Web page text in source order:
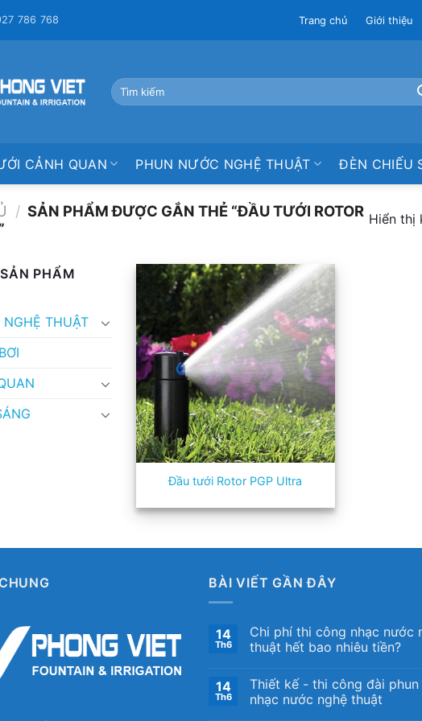
786 768 Trang chủ Giới thiệu
Tìm
kiếm:
CẢNH QUAN PHUN NƯỚC NGHỆ THUẬT ĐÈN CHIẾU
/ SẢN PHẨM ĐƯỢC GẮN THẺ “ĐẦU TƯỚI ROTOR Hiển thị
PHẨM
THUẬT
Đầu tưới Rotor PGP Ultra
BÀI VIẾT GẦN ĐÂY
14
Th6
Chi phí thi công nhạc nước
thuật hết bao nhiêu tiền?
14
Th6
Thiết kế ​- thi công đài phun
nhạc nước nghệ thuật